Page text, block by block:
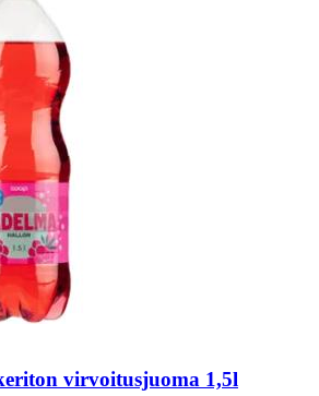
virvoitusjuoma 1,5l